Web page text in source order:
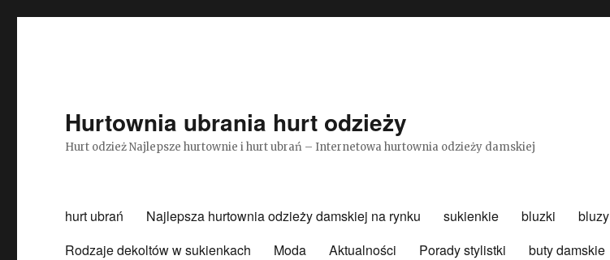
Hurtownia ubrania hurt odzieży
Hurt odzież Najlepsze hurtownie i hurt ubrań – Internetowa hurtownia odzieży damskiej
hurt ubrań Najlepsza hurtownia odzieży damskiej na rynku sukienkie bluzki bluzy
Rodzaje dekoltów w sukienkach
Moda Aktualności Porady stylistki buty damskie